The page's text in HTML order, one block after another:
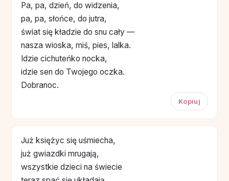
Pa, pa, dzień, do widzenia,
pa, pa, słońce, do jutra,
świat się kładzie do snu cały —
nasza wioska, miś, pies, lalka.
Idzie cichuteńko nocka,
idzie sen do Twojego oczka.
Dobranoc.
Kopiuj
Już księżyc się uśmiecha,
już gwiazdki mrugają,
wszystkie dzieci na świecie